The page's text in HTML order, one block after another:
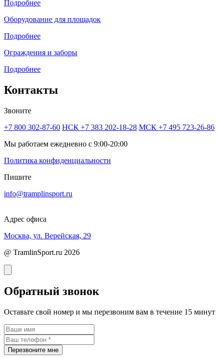
Подробнее
Оборудование для площадок
Подробнее
Ограждения и заборы
Подробнее
Контакты
Звоните
+7 800 302-87-60 НСК +7 383 202-18-28 МСК +7 495 723-26-86
Мы работаем ежедневно с 9:00-20:00
Политика конфиденциальности
Пишите
info@tramplinsport.ru
Адрес офиса
Москва, ул. Верейская, 29
@ TramlinSport.ru 2026
Обратный звонок
Оставьте свой номер и мы перезвоним вам в течение 15 минут
Перезвоните мне